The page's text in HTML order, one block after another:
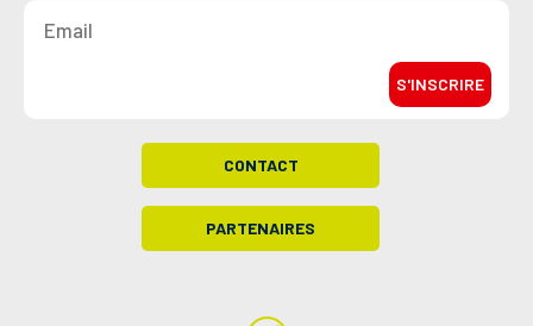
S'INSCRIRE
CONTACT
PARTENAIRES